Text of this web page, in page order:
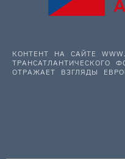
КОНТЕНТ НА САЙТЕ
ТРАНСАТЛАНТИЧЕСКОГО
ОТРАЖАЕТ ВЗГЛЯДЫ